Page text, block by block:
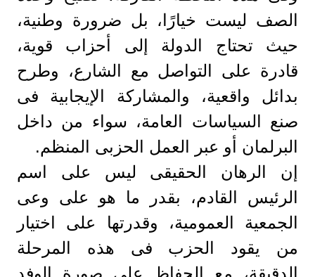
الصف ليست خيارًا، بل ضرورة وطنية،
حيث تحتاج الدولة إلى أحزاب قوية،
قادرة على التواصل مع الشارع، وطرح
بدائل واقعية، والمشاركة الإيجابية فى
صنع السياسات العامة، سواء من داخل
البرلمان أو عبر العمل الحزبى المنظم.
إن الرهان الحقيقى ليس على اسم
الرئيس القادم، بقدر ما هو على وعى
الجمعية العمومية، وقدرتها على اختيار
من يقود الحزب فى هذه المرحلة
الدقيقة، مع الحفاظ على صورة الوفد